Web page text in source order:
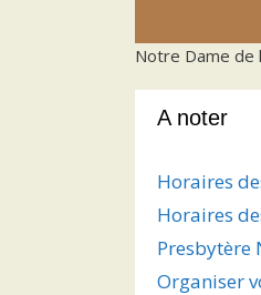
Notre Dame de
A noter
Horaires
Horaires
Presbytère
Organiser